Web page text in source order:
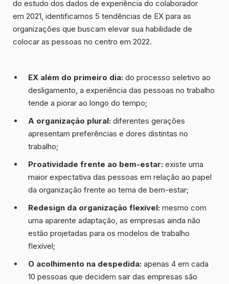
do estudo dos dados de experiência do colaborador
em 2021, identificamos 5 tendências de EX para as
organizações que buscam elevar sua habilidade de
colocar as pessoas no centro em 2022.
EX além do primeiro dia: do processo seletivo ao
desligamento, a experiência das pessoas no trabalho
tende a piorar ao longo do tempo;
A organização plural: diferentes gerações
apresentam preferências e dores distintas no
trabalho;
Proatividade frente ao bem-estar: existe uma
maior expectativa das pessoas em relação ao papel
da organização frente ao tema de bem-estar;
Redesign da organização flexível: mesmo com
uma aparente adaptação, as empresas ainda não
estão projetadas para os modelos de trabalho
flexível;
O acolhimento na despedida: apenas 4 em cada
10 pessoas que decidem sair das empresas são